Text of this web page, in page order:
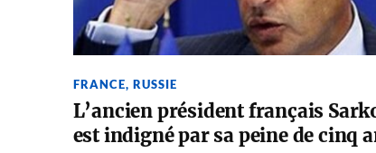
FRANCE, RUSSIE
L’ancien président français
est indigné par sa peine de cinq